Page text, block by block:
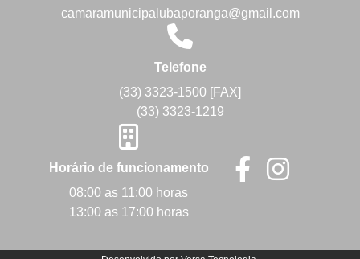
camaramunicipalubaporanga@gmail.com
Telefone
(33) 3323-1500 [FAX]
(33) 3323-1219
Horário de funcionamento
08:00 as 11:00 horas
13:00 as 17:00 horas